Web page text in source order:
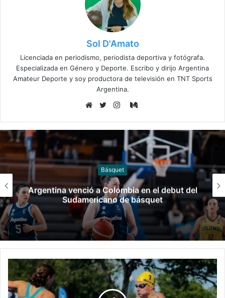
Sol D'Amato
Licenciada en periodismo, periodista deportiva y fotógrafa.
Especializada en Género y Deporte. Escribo y dirijo Argentina
Amateur Deporte y soy productora de televisión en TNT Sports
Argentina.
web
Medium
Básquet
Argentina venció a Colombia en el debut del
Sudamericano de básquet